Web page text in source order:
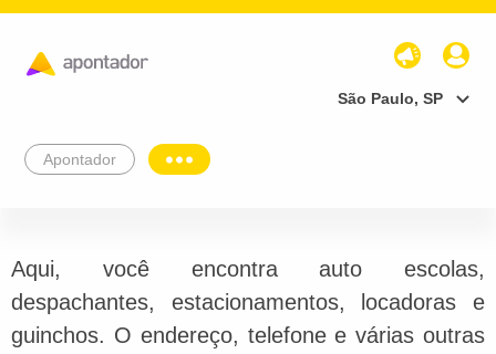
São Paulo, SP
Apontador
Aqui, você encontra auto escolas,
despachantes, estacionamentos, locadoras e
guinchos. O endereço, telefone e várias outras